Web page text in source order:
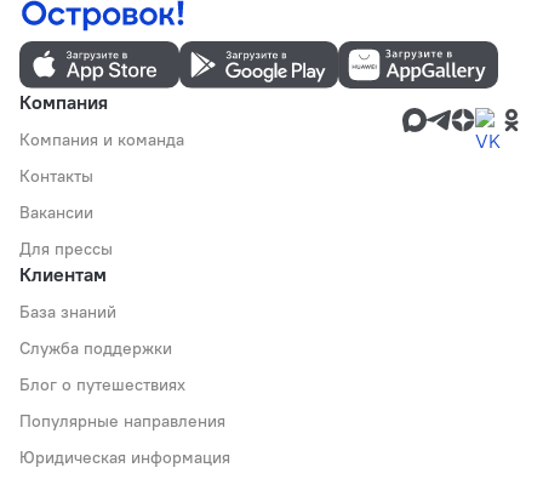
Компания
Компания и команда
Контакты
Вакансии
Для прессы
Клиентам
База знаний
Служба поддержки
Блог о путешествиях
Популярные направления
Юридическая информация